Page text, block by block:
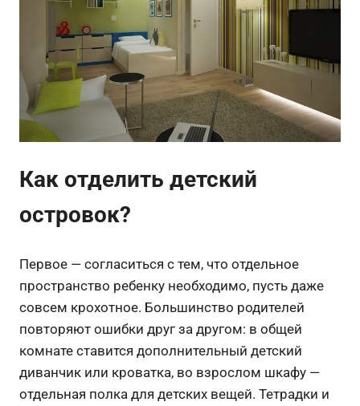
Как отделить детский
островок?
Первое — согласиться с тем, что отдельное
пространство ребенку необходимо, пусть даже
совсем крохотное. Большинство родителей
повторяют ошибки друг за другом: в общей
комнате ставится дополнительный детский
диванчик или кроватка, во взрослом шкафу —
отдельная полка для детских вещей. Тетрадки и